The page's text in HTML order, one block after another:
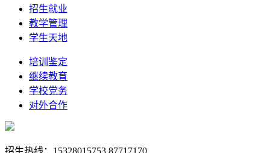
招生就业
教学管理
学生天地
培训鉴定
继续教育
学校党务
对外合作
招生热线：15328015753 87717170